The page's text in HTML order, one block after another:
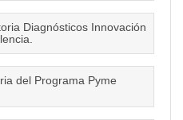
Diagnósticos Innovación
del Programa Pyme